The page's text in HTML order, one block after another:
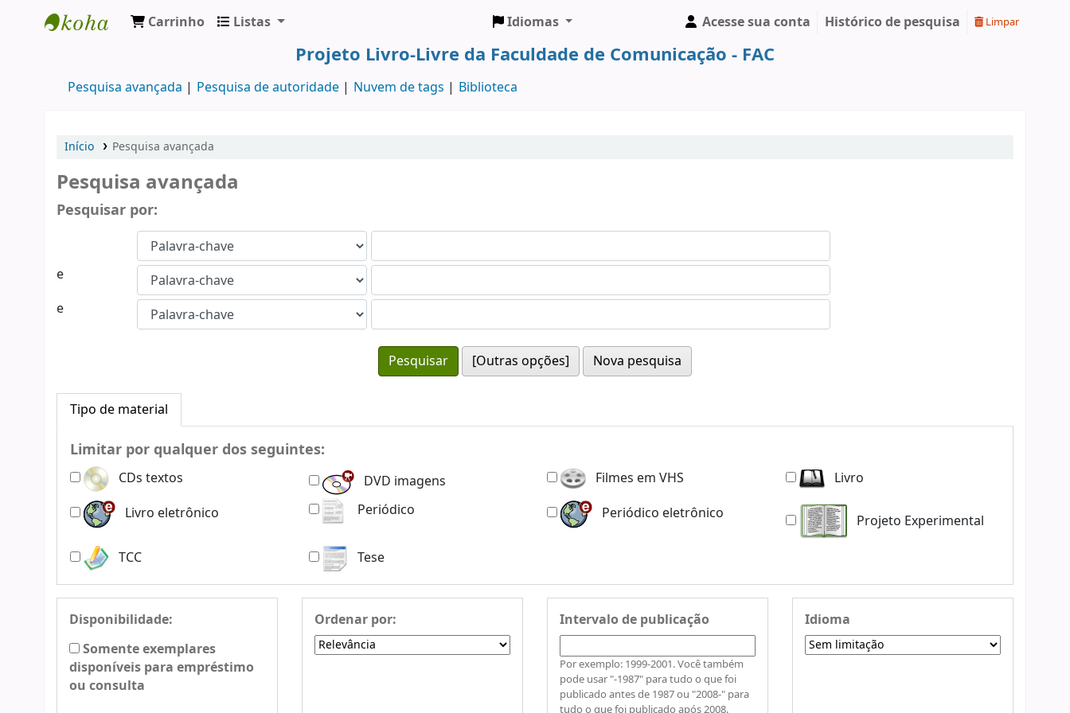
Carrinho Listas Idiomas Acesse sua conta Histórico de pesquisa Limpar
Projeto Livro-Livre da Faculdade de Comunicação - FAC
Pesquisa avançada Pesquisa de autoridade Nuvem de tags Biblioteca
Início Pesquisa avançada
Pesquisa avançada
Pesquisar por:
e
e
[Outras opções] Nova pesquisa
Tipo de material
Limitar por qualquer dos seguintes:
CDs textos DVD imagens Filmes em VHS
Livro
Livro eletrônico
Periódico Periódico eletrônico
Projeto Experimental
TCC
Tese
Disponibilidade:
Somente exemplares
disponíveis para empréstimo
ou consulta
Ordenar por: Intervalo de publicação
Por exemplo: 1999-2001. Você também
pode usar "-1987" para tudo o que foi
publicado antes de 1987 ou "2008-" para
tudo o que foi publicado após 2008.
Idioma